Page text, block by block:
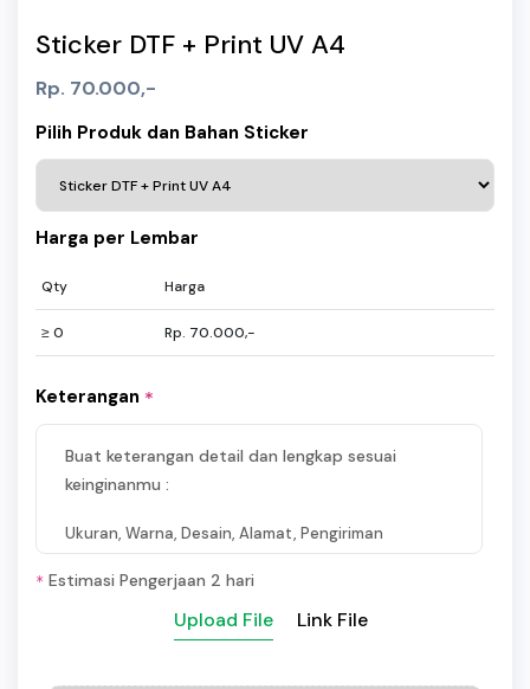
Sticker DTF + Print UV A4
Rp. 70.000,-
Pilih Produk dan Bahan Sticker
Harga per Lembar
Qty Harga
≥ 0 Rp. 70.000,-
Keterangan *
Buat keterangan detail dan lengkap sesuai
keinginanmu :
Ukuran, Warna, Desain, Alamat, Pengiriman
* Estimasi Pengerjaan 2 hari
Upload File Link File